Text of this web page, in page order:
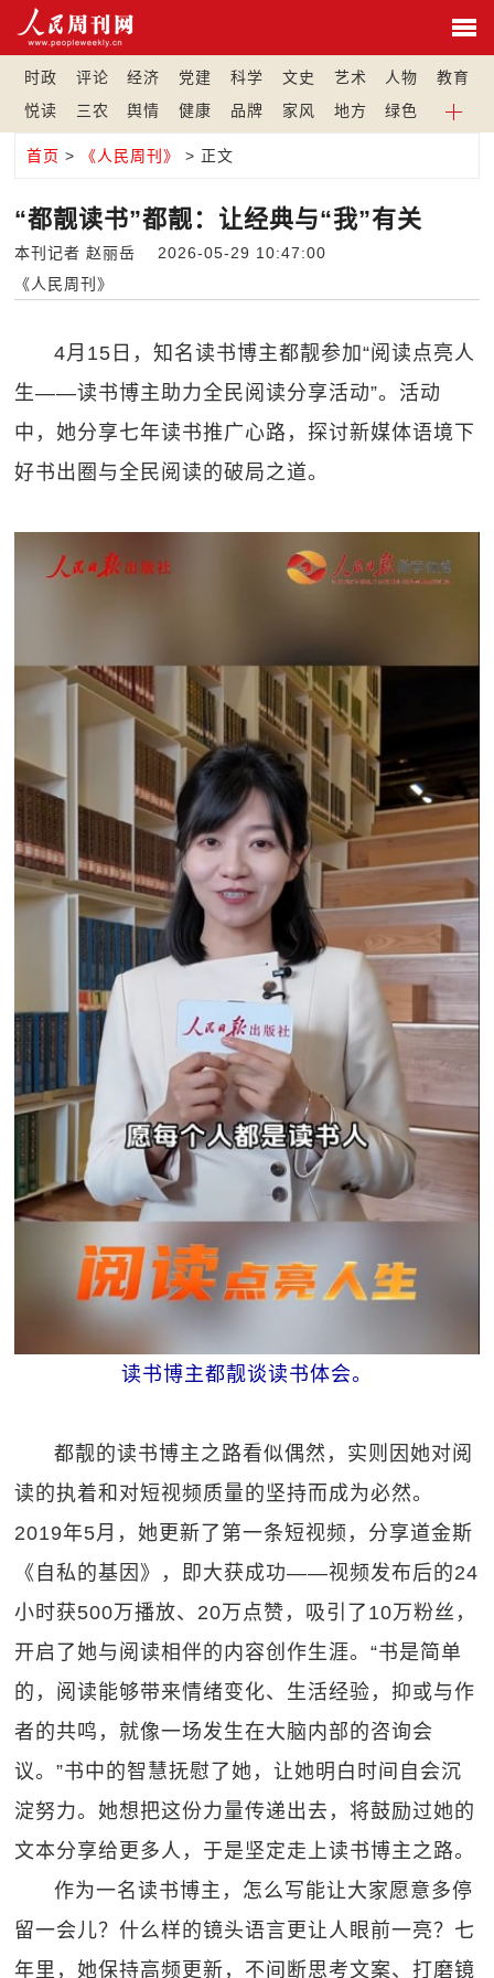
时政 评论 经济 党建 科学 文史 艺术 人物
教育
悦读
三农 舆情 健康 品牌 家风 地方 绿色
首页 > 《人民周刊》 > 正文
“都靓读书”都靓：让经典与“我”有关
本刊记者 赵丽岳 2026-05-29 10:47:00
《人民周刊》
4月15日，知名读书博主都靓参加“阅读点亮人
生——读书博主助力全民阅读分享活动”。活动
中，她分享七年读书推广心路，探讨新媒体语境下
好书出圈与全民阅读的破局之道。
读书博主都靓谈读书体会。
都靓的读书博主之路看似偶然，实则因她对阅
读的执着和对短视频质量的坚持而成为必然。
2019年5月，她更新了第一条短视频，分享道金斯
《自私的基因》，即大获成功——视频发布后的24
小时获500万播放、20万点赞，吸引了10万粉丝，
开启了她与阅读相伴的内容创作生涯。“书是简单
的，阅读能够带来情绪变化、生活经验，抑或与作
者的共鸣，就像一场发生在大脑内部的咨询会
议。”书中的智慧抚慰了她，让她明白时间自会沉
淀努力。她想把这份力量传递出去，将鼓励过她的
文本分享给更多人，于是坚定走上读书博主之路。
作为一名读书博主，怎么写能让大家愿意多停
留一会儿？什么样的镜头语言更让人眼前一亮？七
年里，她保持高频更新，不间断思考文案、打磨镜